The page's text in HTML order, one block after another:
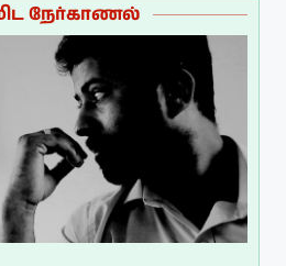
நேர்காணல்